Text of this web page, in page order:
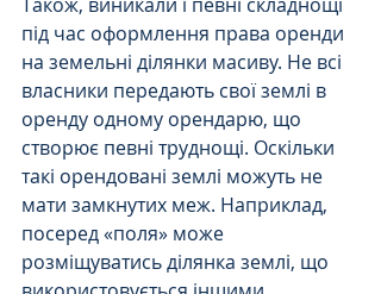
під час оформлення права оренди
на земельні ділянки масиву. Не всі
власники передають свої землі в
оренду одному орендарю, що
створює певні труднощі. Оскільки
такі орендовані землі можуть не
мати замкнутих меж. Наприклад,
посеред «поля» може
розміщуватись ділянка землі, що